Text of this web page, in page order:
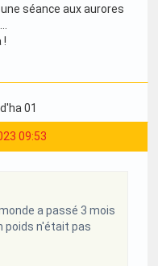
séance aux aurores
!
01
09:53
a passé 3 mois
poids n'était pas